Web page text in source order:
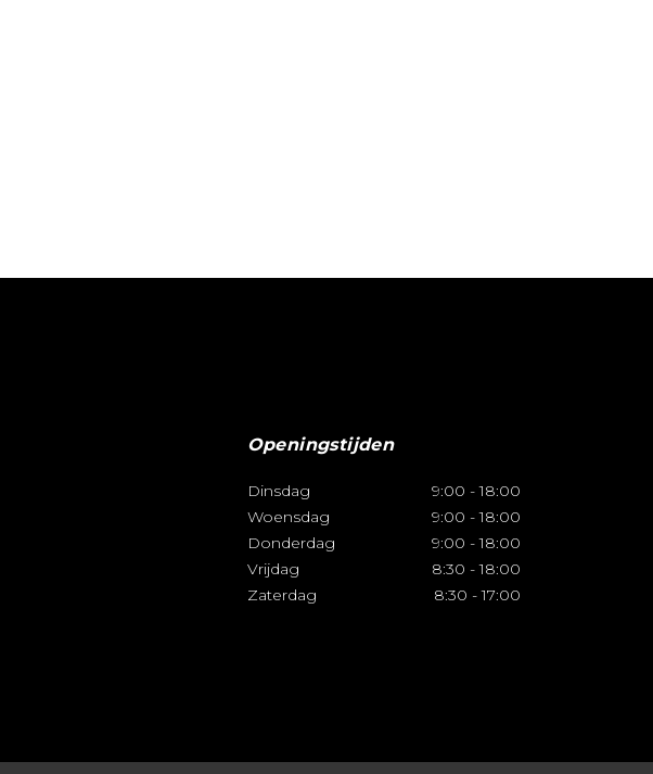
Openingstijden
Dinsdag 9:00 - 18:00
Woensdag
9:00 - 18:00
Donderdag
9:00 - 18:00
Vrijdag
8:30 - 18:00
Zaterdag
8:30 - 17:00